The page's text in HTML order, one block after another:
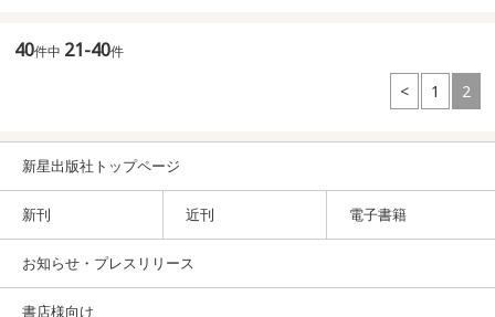
40件中 21-40件
< 1 2
新星出版社トップページ
新刊 近刊 電子書籍
お知らせ・プレスリリース
書店様向け